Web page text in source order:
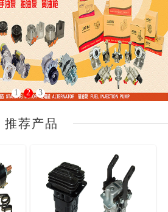
1 2 3
推荐产品